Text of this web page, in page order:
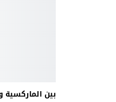
بين الماركسية